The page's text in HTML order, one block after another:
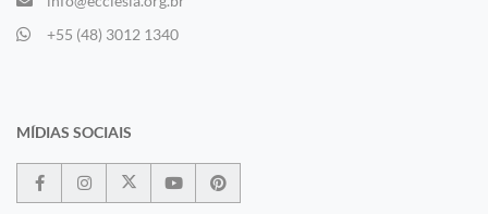
+55 (48) 3012 1340
MÍDIAS SOCIAIS